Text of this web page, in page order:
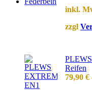
inkl.
zzgl
Reifen
79,90 €